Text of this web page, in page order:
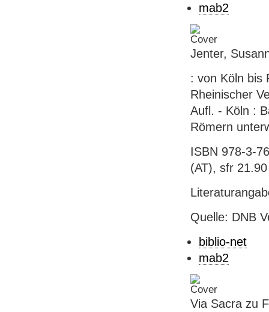
mab2
Jenter,
: von Köln bis
Rheinischer
Aufl. - Köln :
Römern
ISBN 978-3-
(AT), sfr
Quelle: DNB
biblio-net
mab2
Via Sacra zu